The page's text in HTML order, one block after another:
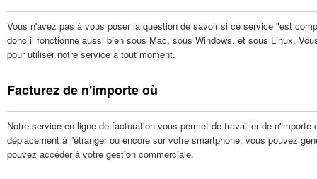
Vous n'avez pas à vous poser la question de savoir si ce service "est
donc il fonctionne aussi bien sous Mac, sous Windows, et sous Linux.
pour utiliser notre service à tout moment.
Facturez de n'importe où
Notre service en ligne de facturation vous permet de travailler de
déplacement à l'étranger ou encore sur votre smartphone, vous pouvez
pouvez accéder à votre gestion commerciale.